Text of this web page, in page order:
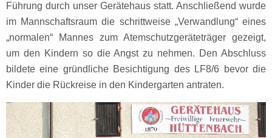
Führung durch unser Gerätehaus statt. Anschließend wurde
im Mannschaftsraum die schrittweise „Verwandlung“ eines
„normalen“ Mannes zum Atemschutzgeräteträger gezeigt,
um den Kindern so die Angst zu nehmen. Den Abschluss
bildete eine gründliche Besichtigung des LF8/6 bevor die
Kinder die Rückreise in den Kindergarten antraten.